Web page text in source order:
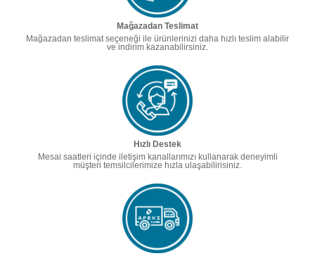
Mağazadan Teslimat
Mağazadan teslimat seçeneği ile ürünlerinizi daha hızlı teslim alabilir
ve indirim kazanabilirsiniz.
Hızlı Destek
Mesai saatleri içinde iletişim kanallarımızı kullanarak deneyimli
müşteri temsilcilerimize hızla ulaşabilirisiniz.